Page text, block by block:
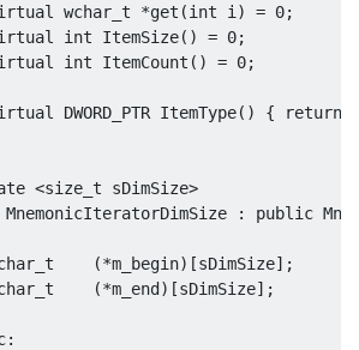
wchar_t *get (int i ) = 0;
int ItemSize() = 0;
int ItemCount () = 0;
DWORD_PTR ItemType() { return
<size_t sDimSize>
MnemonicIteratorDimSize : public
(*m_begin)[sDimSize];
(*m_end)[sDimSize];
: